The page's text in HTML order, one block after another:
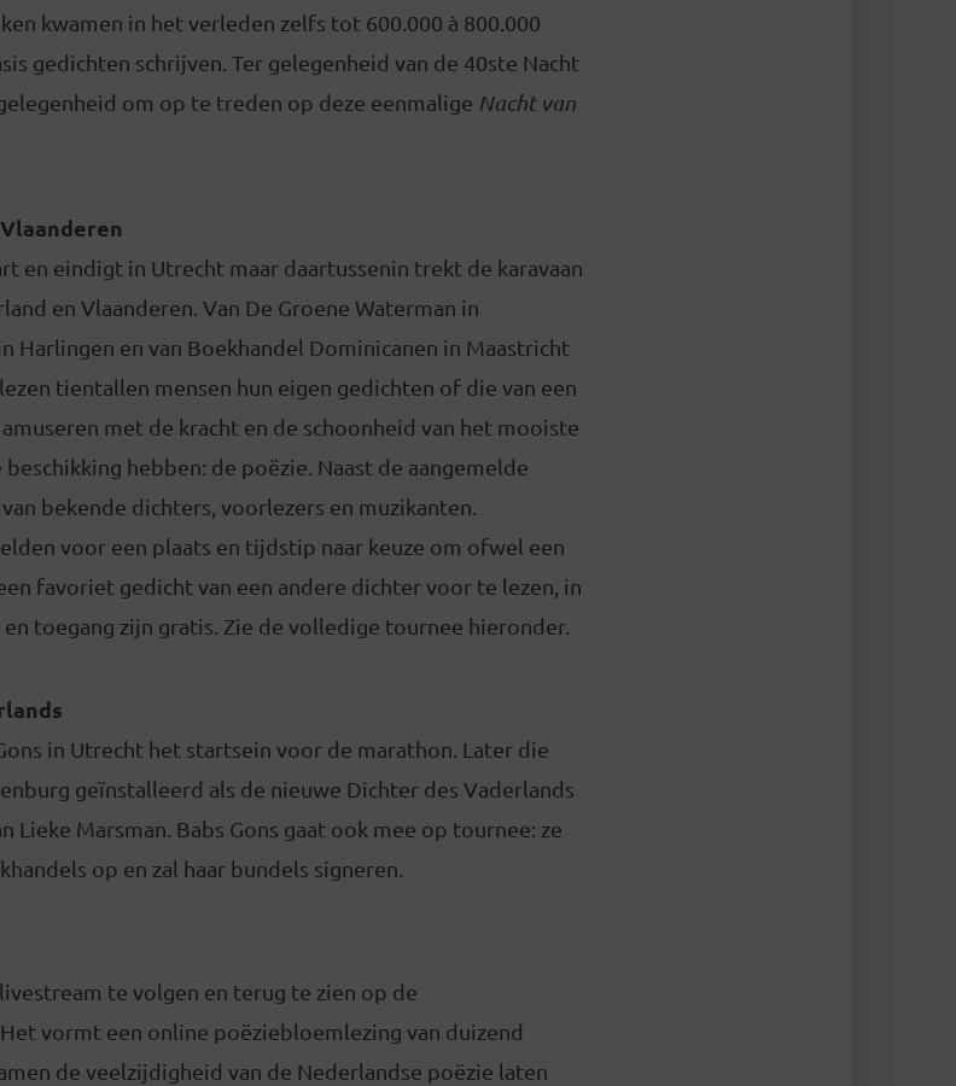
kwamen in het verleden zelfs tot 600.000 à 800.000
gedichten schrijven. Ter gelegenheid van de 40ste Nacht
om op te treden op deze eenmalige Nacht van
en eindigt in Utrecht maar daartussenin trekt de karavaan
en Vlaanderen. Van De Groene Waterman in
Harlingen en van Boekhandel Dominicanen in Maastricht
tientallen mensen hun eigen gedichten of die van een
met de kracht en de schoonheid van het mooiste
hebben: de poëzie. Naast de aangemelde
bekende dichters, voorlezers en muzikanten.
voor een plaats en tijdstip naar keuze om ofwel een
favoriet gedicht van een andere dichter voor te lezen, in
en toegang zijn gratis. Zie de volledige tournee hieronder.
in Utrecht het startsein voor de marathon. Later die
geïnstalleerd als de nieuwe Dichter des Vaderlands
Lieke Marsman. Babs Gons gaat ook mee op tournee: ze
op en zal haar bundels signeren.
te volgen en terug te zien op de
vormt een online poëziebloemlezing van duizend
de veelzijdigheid van de Nederlandse poëzie laten